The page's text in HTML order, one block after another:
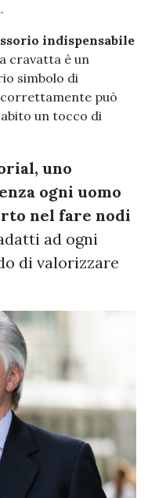
indispensabile
cravatta è un
simbolo di
può
un tocco di
uno
ogni uomo
nel fare nodi
ad ogni
di valorizzare